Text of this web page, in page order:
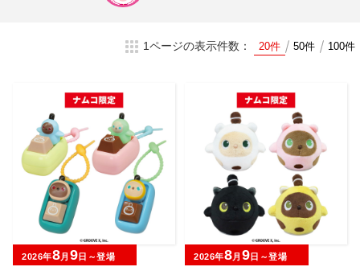
1ページの表示件数： 20件 50件 100件
2026年8月 9 日～登場 2026年8月 9 日～登場